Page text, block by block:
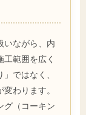
いながら、内
範囲を広く
ではなく、
わります。
グ（コーキン